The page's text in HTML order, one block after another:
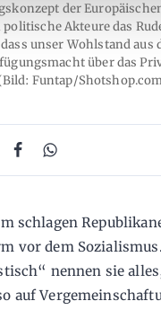
der
Akteure das
unser Wohlstand aus
über das
Funtap/
schlagen
vor dem Sozialismus.
nennen sie
auf